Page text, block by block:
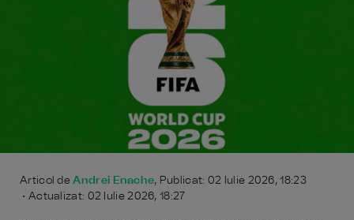
Articol deAndrei Enache, Publicat: 02 Iulie 2026, 18:23
• Actualizat: 02 Iulie 2026, 18:27